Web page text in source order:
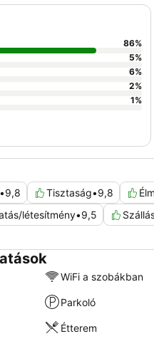
•9,8 Tisztaság•9,8
létesítmény•9,5
86%
5%
6%
2%
1%
WiFi a szobákban
Parkoló
Étterem